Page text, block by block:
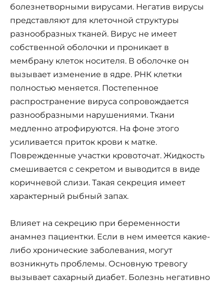
болезнетворными вирусами. Негатив вирусы
представляют для клеточной структуры
разнообразных тканей. Вирус не имеет
собственной оболочки и проникает в
мембрану клеток носителя. В оболочке он
вызывает изменение в ядре. РНК клетки
полностью меняется. Постепенное
распространение вируса сопровождается
разнообразными нарушениями. Ткани
медленно атрофируются. На фоне этого
усиливается приток крови к матке.
Поврежденные участки кровоточат. Жидкость
смешивается с секретом и выводится в виде
коричневой слизи. Такая секреция имеет
характерный рыбный запах.
Влияет на секрецию при беременности
анамнез пациентки. Если в нем имеется какие-
либо хронические заболевания, могут
возникнуть проблемы. Основную тревогу
вызывает сахарный диабет. Болезнь негативно